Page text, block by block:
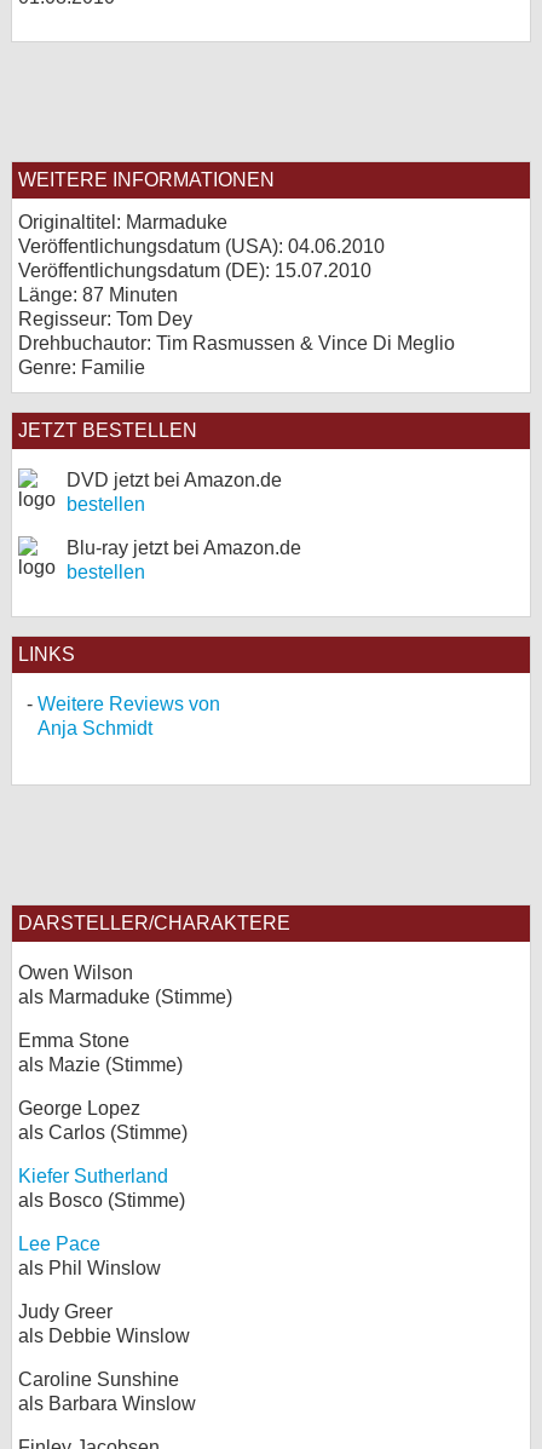
WEITERE INFORMATIONEN
Originaltitel: Marmaduke
Veröffentlichungsdatum (USA): 04.06.2010
Veröffentlichungsdatum (DE): 15.07.2010
Länge: 87 Minuten
Regisseur: Tom Dey
Drehbuchautor: Tim Rasmussen & Vince Di Meglio
Genre: Familie
JETZT BESTELLEN
DVD jetzt bei Amazon.de
bestellen
Blu-ray jetzt bei Amazon.de
bestellen
LINKS
Weitere Reviews von
Anja Schmidt
DARSTELLER/CHARAKTERE
Owen Wilson
als Marmaduke (Stimme)
Emma Stone
als Mazie (Stimme)
George Lopez
als Carlos (Stimme)
Kiefer Sutherland
als Bosco (Stimme)
Lee Pace
als Phil Winslow
Judy Greer
als Debbie Winslow
Caroline Sunshine
als Barbara Winslow